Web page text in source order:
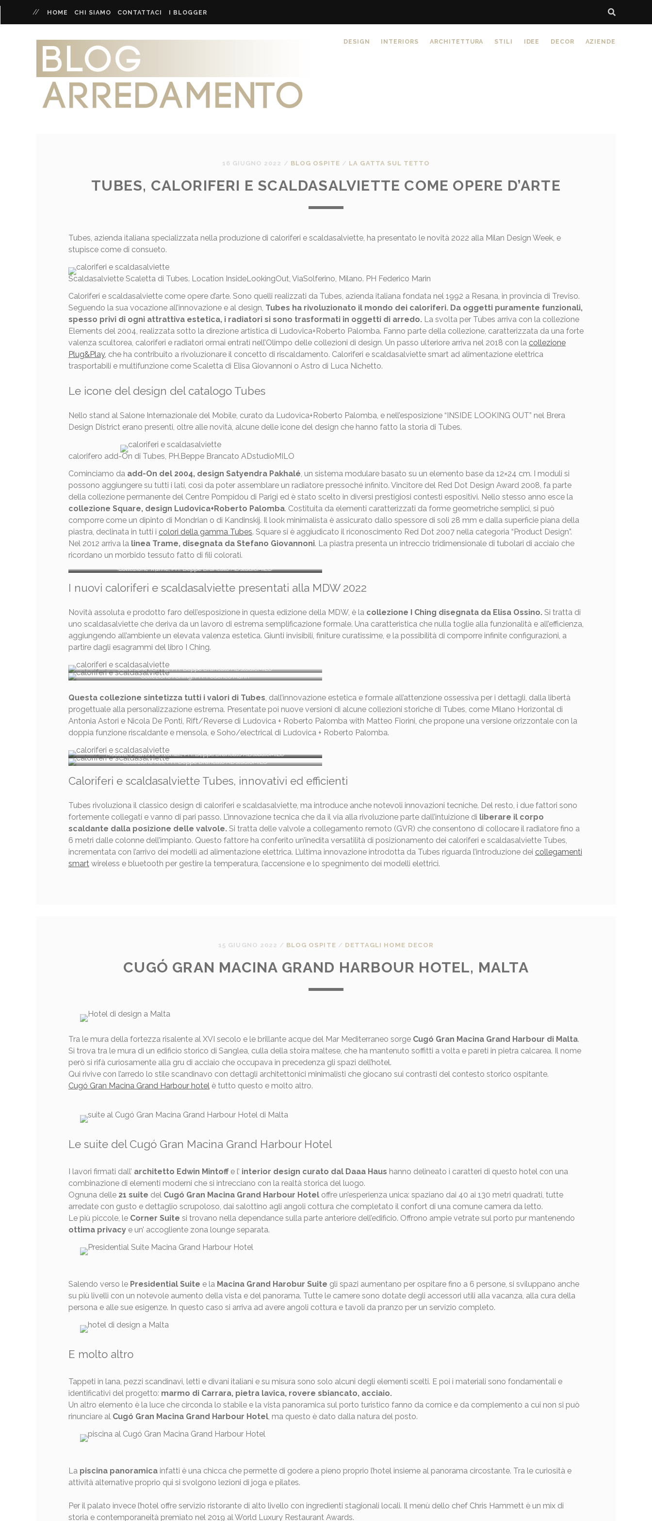
HOME CHI SIAMO CONTATTACI I BLOGGER
DESIGN INTERIORS ARCHITETTURA STILI IDEE DECOR AZIENDE
16 GIUGNO 2022 / BLOG OSPITE / LA GATTA SUL TETTO
TUBES, CALORIFERI E SCALDASALVIETTE COME OPERE D’ARTE
Tubes, azienda italiana specializzata nella produzione di caloriferi e scaldasalviette, ha presentato le novità 2022 alla Milan Design Week, e
stupisce come di consueto.
Scaldasalviette Scaletta di Tubes. Location InsideLookingOut, ViaSolferino, Milano. PH Federico Marin
Caloriferi e scaldasalviette come opere d’arte. Sono quelli realizzati da Tubes, azienda italiana fondata nel 1992 a Resana, in provincia di Treviso.
Seguendo la sua vocazione all’innovazione e al design, Tubes ha rivoluzionato il mondo dei caloriferi. Da oggetti puramente funzionali,
spesso privi di ogni attrattiva estetica, i radiatori si sono trasformati in oggetti di arredo.La svolta per Tubes arriva con la collezione
Elements del 2004, realizzata sotto la direzione artistica di Ludovica+Roberto Palomba. Fanno parte della collezione, caratterizzata da una forte
valenza scultorea, caloriferi e radiatori ormai entrati nell’Olimpo delle collezioni di design. Un passo ulteriore arriva nel 2018 con la collezione
Plug&Play, che ha contribuito a rivoluzionare il concetto di riscaldamento. Caloriferi e scaldasalviette smart ad alimentazione elettrica
trasportabili e multifunzione come Scaletta di Elisa Giovannoni o Astro di Luca Nichetto.
Le icone del design del catalogo Tubes
Nello stand al Salone Internazionale del Mobile, curato da Ludovica+Roberto Palomba, e nell’esposizione “INSIDE LOOKING OUT” nel Brera
Design District erano presenti, oltre alle novità, alcune delle icone del design che hanno fatto la storia di Tubes.
calorifero add-On di Tubes, PH.Beppe Brancato ADstudioMILO
Cominciamo da add-On del 2004, design Satyendra Pakhalé , un sistema modulare basato su un elemento base da 12×24 cm. I moduli si
possono aggiungere su tutti i lati, così da poter assemblare un radiatore pressoché infinito. Vincitore del Red Dot Design Award 2008, fa parte
della collezione permanente del Centre Pompidou di Parigi ed è stato scelto in diversi prestigiosi contesti espositivi. Nello stesso anno esce la
collezione Square, design Ludovica+Roberto Palomba. Costituita da elementi caratterizzati da forme geometriche semplici, si può
comporre come un dipinto di Mondrian o di Kandinskij. Il look minimalista è assicurato dallo spessore di soli 28 mm e dalla superficie piana della
piastra, declinata in tutti i colori della gamma Tubes. Square si è aggiudicato il riconoscimento Red Dot 2007 nella categoria “Product Design”.
Nel 2012 arriva la linea Trame, disegnata da Stefano Giovannoni. La piastra presenta un intreccio tridimensionale di tubolari di acciaio che
ricordano un morbido tessuto fatto di fili colorati.
Collezione Square, PH. Beppe Brancato ADstudioMILO
Collezione Trame, PH. Beppe Brancato ADstudioMILO
I nuovi caloriferi e scaldasalviette presentati alla MDW 2022
Novità assoluta e prodotto faro dell’esposizione in questa edizione della MDW, è la collezione I Ching disegnata da Elisa Ossino.Si tratta di
uno scaldasalviette che deriva da un lavoro di estrema semplificazione formale. Una caratteristica che nulla toglie alla funzionalità e all’efficienza,
aggiungendo all’ambiente un elevata valenza estetica. Giunti invisibili, finiture curatissime, e la possibilità di comporre infinite configurazioni, a
partire dagli esagrammi del libro I Ching.
Collezione I Ching, PH. Beppe Brancato ADstudioMILO
Collezione I Ching, PH. Federico Marin
Questa collezione sintetizza tutti i valori di Tubes , dall’innovazione estetica e formale all’attenzione ossessiva per i dettagli, dalla libertà
progettuale alla personalizzazione estrema. Presentate poi nuove versioni di alcune collezioni storiche di Tubes, come Milano Horizontal di
Antonia Astori e Nicola De Ponti, Rift/Reverse di Ludovica + Roberto Palomba with Matteo Fiorini, che propone una versione orizzontale con la
doppia funzione riscaldante e mensola, e Soho/electrical di Ludovica + Roberto Palomba.
Modello Soho/electrical, PH. Beppe Brancato ADstudioMILO
Modello Milano Horizontal, PH. Beppe Brancato ADstudioMILO
Collezione Rift, PH. Beppe Brancato ADstudioMILO
Caloriferi e scaldasalviette Tubes, innovativi ed efficienti
Tubes rivoluziona il classico design di caloriferi e scaldasalviette, ma introduce anche notevoli innovazioni tecniche. Del resto, i due fattori sono
fortemente collegati e vanno di pari passo. L’innovazione tecnica che da il via alla rivoluzione parte dall’intuizione di liberare il corpo
scaldante dalla posizione delle valvole.Si tratta delle valvole a collegamento remoto (GVR) che consentono di collocare il radiatore fino a
6 metri dalle colonne dell’impianto. Questo fattore ha conferito un’inedita versatilità di posizionamento dei caloriferi e scaldasalviette Tubes,
incrementata con l’arrivo dei modelli ad alimentazione elettrica. L’ultima innovazione introdotta da Tubes riguarda l’introduzione dei collegamenti
smart wireless e bluetooth per gestire la temperatura, l’accensione e lo spegnimento dei modelli elettrici.
15 GIUGNO 2022 / BLOG OSPITE / DETTAGLI HOME DECOR
CUGÓ GRAN MACINA GRAND HARBOUR HOTEL, MALTA
Tra le mura della fortezza risalente al XVI secolo e le brillante acque del Mar Mediterraneo sorge Cugó Gran Macina Grand Harbour di Malta.
Si trova tra le mura di un edificio storico di Sanglea, culla della stoira maltese, che ha mantenuto soffitti a volta e pareti in pietra calcarea. Il nome
però si rifà curiosamente alla gru di acciaio che occupava in precedenza gli spazi dell’hotel.
Qui rivive con l’arredo lo stile scandinavo con dettagli architettonici minimalisti che giocano sui contrasti del contesto storico ospitante.
Cugó Gran Macina Grand Harbour hotelè tutto questo e molto altro.
Le suite del Cugó Gran Macina Grand Harbour Hotel
I lavori firmati dall’ architetto Edwin Mintoffe l’ interior design curato dal Daaa Haus hanno delineato i caratteri di questo hotel con una
combinazione di elementi moderni che si intrecciano con la realtà storica del luogo.
Ognuna delle 21 suite del Cugó Gran Macina Grand Harbour Hoteloffre un’esperienza unica: spaziano dai 40 ai 130 metri quadrati, tutte
arredate con gusto e dettaglio scrupoloso, dai salottino agli angoli cottura che completato il confort di una comune camera da letto.
Le più piccole, le Corner Suite si trovano nella dependance sulla parte anteriore dell’edificio. Offrono ampie vetrate sul porto pur mantenendo
ottima privacye un’ accogliente zona lounge separata.
Salendo verso lePresidential Suite e la Macina Grand Harobur Suite gli spazi aumentano per ospitare fino a 6 persone, si sviluppano anche
su più livelli con un notevole aumento della vista e del panorama. Tutte le camere sono dotate degli accessori utili alla vacanza, alla cura della
persona e alle sue esigenze. In questo caso si arriva ad avere angoli cottura e tavoli da pranzo per un servizio completo.
E molto altro
Tappeti in lana, pezzi scandinavi, letti e divani italiani e su misura sono solo alcuni degli elementi scelti. E poi i materiali sono fondamentali e
identificativi del progetto: marmo di Carrara, pietra lavica, rovere sbiancato, acciaio.
Un altro elemento è la luce che circonda lo stabile e la vista panoramica sul porto turistico fanno da cornice e da complemento a cui non si può
rinunciare al Cugó Gran Macina Grand Harbour Hotel, ma questo è dato dalla natura del posto.
La piscina panoramicainfatti è una chicca che permette di godere a pieno proprio l’hotel insieme al panorama circostante. Tra le curiosità e
attività alternative proprio qui si svolgono lezioni di joga e pilates.
Per il palato invece l’hotel offre servizio ristorante di alto livello con ingredienti stagionali locali. Il menù dello chef Chris Hammett è un mix di
storia e contemporaneità premiato nel 2019 al World Luxury Restaurant Awards.